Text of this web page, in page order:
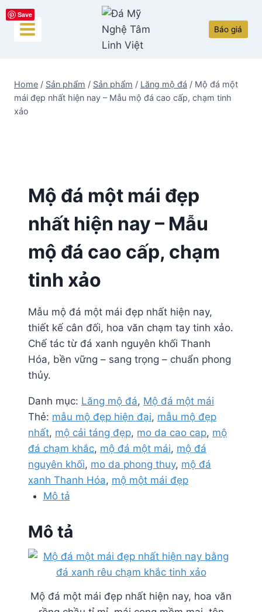
Skip
to
content
Báo giá
Home / Sản phẩm / Sản phẩm / Lăng mộ đá / Mộ đá một
mái đẹp nhất hiện nay – Mẫu mộ đá cao cấp, chạm tinh
xảo
Save
Mộ đá một mái đẹp
nhất hiện nay – Mẫu
mộ đá cao cấp, chạm
tinh xảo
Mẫu mộ đá một mái đẹp nhất hiện nay,
thiết kế cân đối, hoa văn chạm tay tinh xảo.
Chế tác từ đá xanh nguyên khối Thanh
Hóa, bền vững – sang trọng – chuẩn phong
thủy.
Danh mục: Lăng mộ đá, Mộ đá một mái
Thẻ: mẫu mộ đẹp hiện đại, mẫu mộ đẹp
nhất, mộ cải táng đẹp, mo da cao cap, mộ
đá chạm khắc, mộ đá một mái, mộ đá
nguyên khối, mo da phong thuy, mộ đá
xanh Thanh Hóa, mộ một mái đẹp
Mô tả
Mô tả
Mộ đá một mái đẹp nhất hiện nay, hoa văn